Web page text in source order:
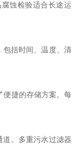
蚀检验适合长途运
包括时间、温度、清
便捷的存储方案。每
。多重污水过滤器